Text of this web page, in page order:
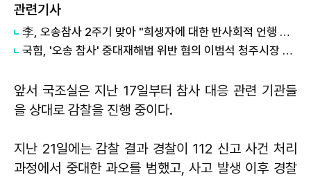
관련기사
李, 오송참사 2주기 맞아 "희생자에 대한 반사회적 언행 많아…무관용 대응"
국힘, '오송 참사' 중대재해법 위반 혐의 이범석 청주시장 공천배제
앞서 국조실은 지난 17일부터 참사 대응 관련 기관들
을 상대로 감찰을 진행 중이다.
지난 21일에는 감찰 결과 경찰이 112 신고 사건 처리
과정에서 중대한 과오를 범했고, 사고 발생 이후 경찰